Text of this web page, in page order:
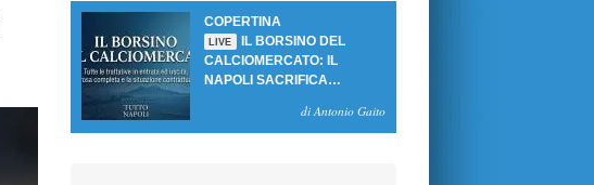
COPERTINA
LIVE
IL BORSINO DEL
CALCIOMERCATO: IL
NAPOLI SACRIFICA
SBLOCCANO ARRIVIdi Antonio Gaito